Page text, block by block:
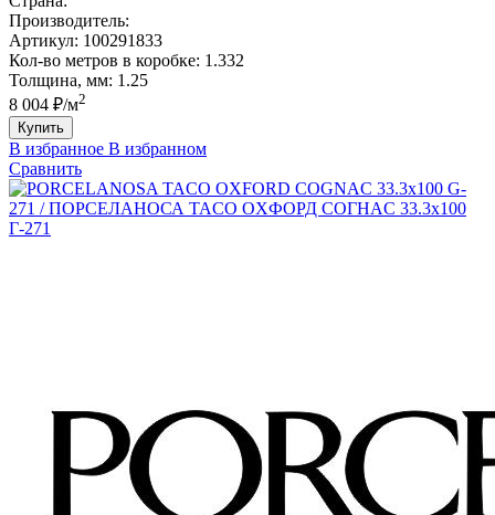
Производитель:
Артикул: 100291833
Кол-во метров в коробке: 1.332
Толщина, мм: 1.25
8 004 ₽/м2
Купить
В избранное В избранном
Сравнить